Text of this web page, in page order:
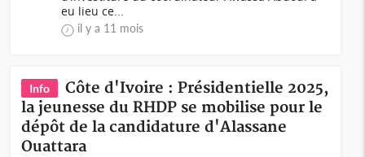
eu lieu ce...
il y a 11 mois
Info
Côte d'Ivoire : Présidentielle 2025,
la jeunesse du RHDP se mobilise pour le
dépôt de la candidature d'Alassane
Ouattara